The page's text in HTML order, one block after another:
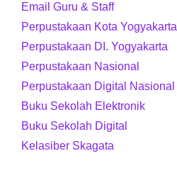
Email Guru & Staff
Perpustakaan Kota Yogyakarta
Perpustakaan DI. Yogyakarta
Perpustakaan Nasional
Perpustakaan Digital Nasional
Buku Sekolah Elektronik
Buku Sekolah Digital
Kelasiber Skagata